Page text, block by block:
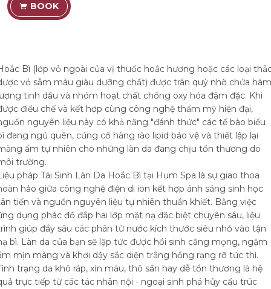
BOOK
Bì (lớp vỏ ngoài của vị thuốc hoắc hương hoặc các loại
vỏ sẫm màu giàu dưỡng chất) được trân quý nhờ chứa hàm
tinh dầu và nhóm hoạt chất chống oxy hóa đậm đặc. Khi
điều chế và kết hợp cùng công nghệ thẩm mỹ hiện đại,
nguyên liệu này có khả năng "đánh thức" các tế bào biểu
đang ngủ quên, củng cố hàng rào lipid bảo vệ và thiết lập lại
ẩm tự nhiên cho những làn da đang chịu tổn thương do
trường.
pháp Tái Sinh Làn Da Hoắc Bì tại Hum Spa là sự giao thoa
hảo giữa công nghệ điện di ion kết hợp ánh sáng sinh học
tiến và nguồn nguyên liệu tự nhiên thuần khiết. Bằng việc
dụng phác đồ đắp hai lớp mặt nạ đặc biệt chuyên sâu, liệu
giúp đẩy sâu các phân tử nước kích thước siêu nhỏ vào tận
bì. Làn da của bạn sẽ lập tức được hồi sinh căng mọng, ngậm
mịn màng và khơi dậy sắc diện trắng hồng rạng rỡ tức thì.
trạng da khô ráp, xỉn màu, thô sần hay dễ tổn thương là hệ
trực tiếp từ các tác nhân nội - ngoại sinh phá hủy cấu trúc